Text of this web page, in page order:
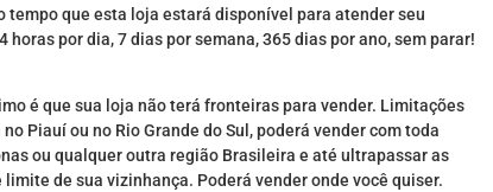
tempo que esta loja estará disponível para atender seu
por dia, 7 dias por semana, 365 dias por ano, sem parar!
é que sua loja não terá fronteiras para vender. Limitações
Piauí ou no Rio Grande do Sul, poderá vender com toda
ou qualquer outra região Brasileira e até ultrapassar as
de sua vizinhança. Poderá vender onde você quiser.